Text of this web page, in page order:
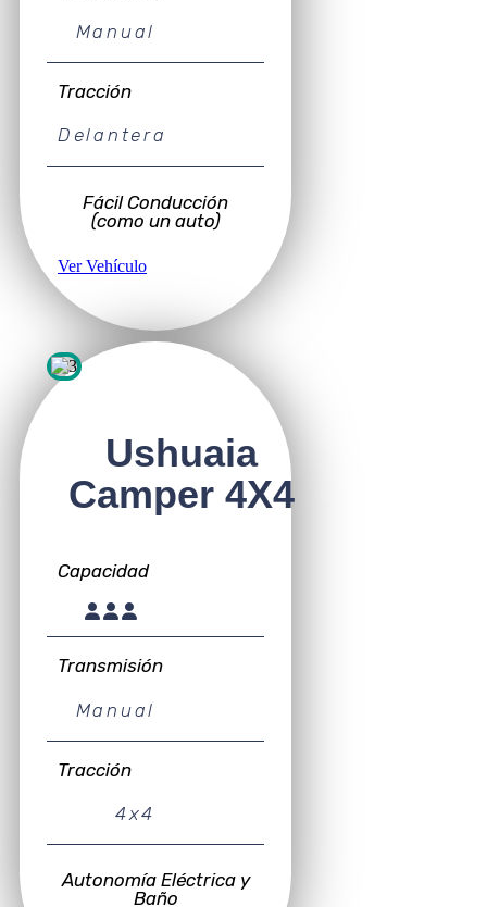
Manual
Tracción
Delantera
Fácil Conducción
(como un auto)
Ver Vehículo
Ushuaia
Camper 4X4
Capacidad
Transmisión
Manual
Tracción
4x4
Autonomía Eléctrica y
Baño